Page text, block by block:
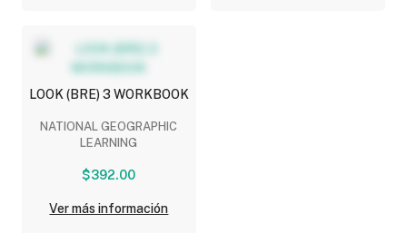
LOOK (BRE) 3 WORKBOOK
NATIONAL GEOGRAPHIC
LEARNING
$392.00
Ver más información